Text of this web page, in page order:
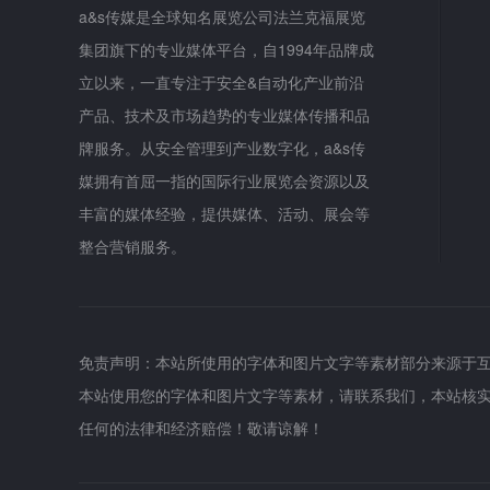
a&s传媒是全球知名展览公司法兰克福展览
集团旗下的专业媒体平台，自1994年品牌成
立以来，一直专注于安全&自动化产业前沿
产品、技术及市场趋势的专业媒体传播和品
牌服务。从安全管理到产业数字化，a&s传
媒拥有首屈一指的国际行业展览会资源以及
丰富的媒体经验，提供媒体、活动、展会等
整合营销服务。
免责声明：本站所使用的字体和图片文字等素材部分来源
本站使用您的字体和图片文字等素材，请联系我们，本站
任何的法律和经济赔偿！敬请谅解！